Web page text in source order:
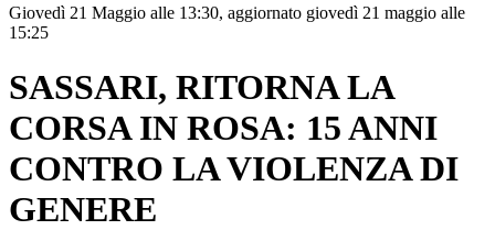
Giovedì 21 Maggio alle 13:30, aggiornato giovedì 21 maggio alle
15:25
SASSARI, RITORNA LA
CORSA IN ROSA: 15 ANNI
CONTRO LA VIOLENZA DI
GENERE